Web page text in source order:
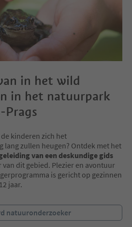
in het wild
in het natuurpark
Prags
kinderen zich het
lang zullen heugen? Ontdek met het
van een deskundige gids
dit gebied. Plezier en avontuur
is gericht op gezinnen
jaar.
natuuronderzoeker